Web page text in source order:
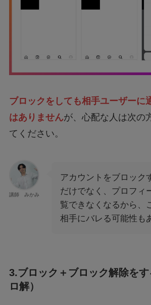
ブロックをしても相手ユーザーに
はありませんが、心配な人は次の
てください。
講師 みかみ
アカウントをブロック
だけでなく、プロフィ
覧できなくなるから、
相手にバレる可能性も
3.ブロック＋ブロック解除を
ロ解）